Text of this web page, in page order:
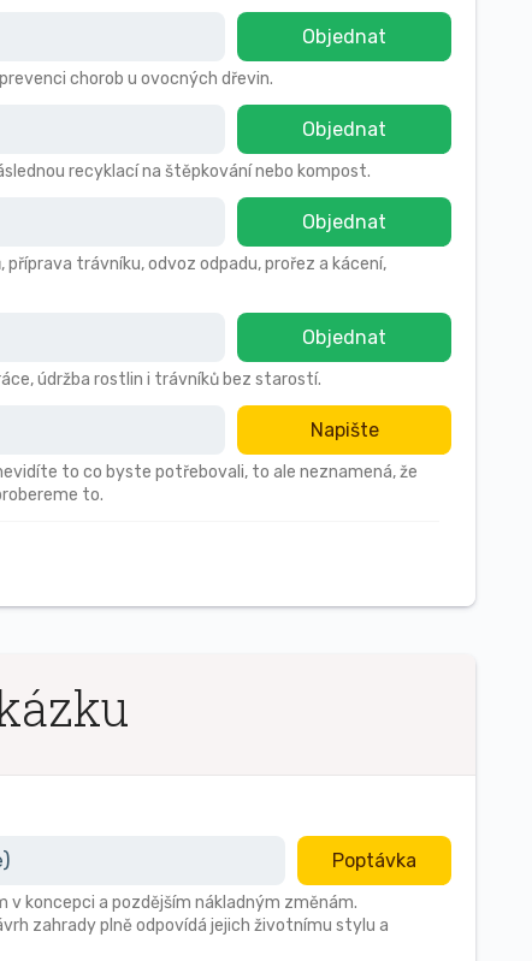
Objednat
chorob u ovocných dřevin.
Objednat
recyklací na štěpkování nebo kompost.
Objednat
trávníku, odvoz odpadu, prořez a kácení,
Objednat
údržba rostlin i trávníků bez starostí.
Napište
to co byste potřebovali, to ale neznamená, že
to.
Poptávka
koncepci a pozdějším nákladným změnám.
zahrady plně odpovídá jejich životnímu stylu a